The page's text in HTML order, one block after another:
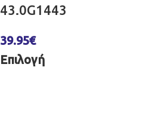
43.0G1443
39.95€
Επιλογή